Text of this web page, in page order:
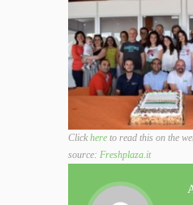
Click here to read this on the
source: Freshplaza.it